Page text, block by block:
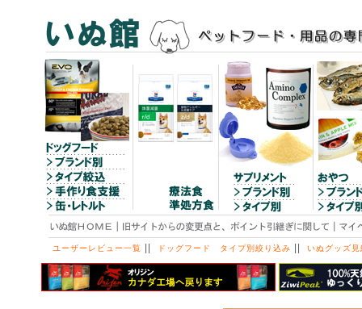
ユーザーレビュー一覧 || ドッグフード タイプ別絞り込み || いぬグッズ見